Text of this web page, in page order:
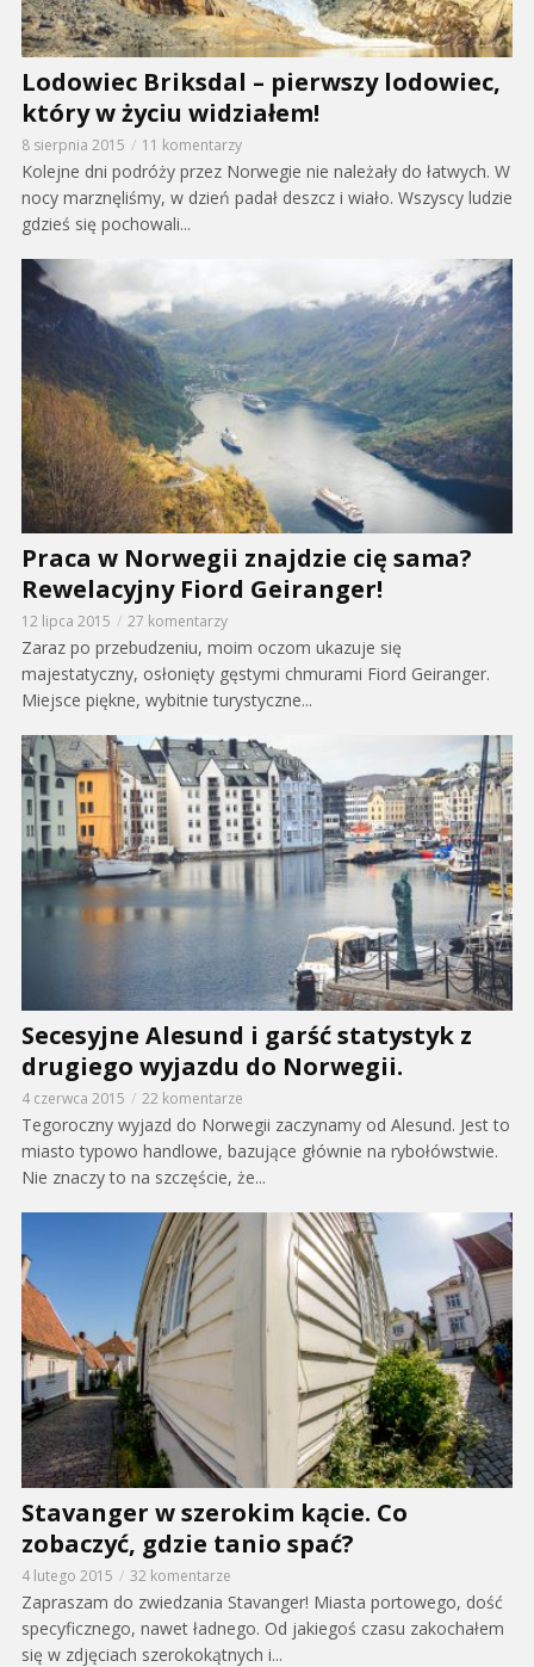
Lodowiec Briksdal – pierwszy lodowiec,
który w życiu widziałem!
8 sierpnia 2015 11 komentarzy
Kolejne dni podróży przez Norwegie nie należały do łatwych. W
nocy marznęliśmy, w dzień padał deszcz i wiało. Wszyscy ludzie
gdzieś się pochowali...
Praca w Norwegii znajdzie cię sama?
Rewelacyjny Fiord Geiranger!
12 lipca 2015 27 komentarzy
Zaraz po przebudzeniu, moim oczom ukazuje się
majestatyczny, osłonięty gęstymi chmurami Fiord Geiranger.
Miejsce piękne, wybitnie turystyczne...
Secesyjne Alesund i garść statystyk z
drugiego wyjazdu do Norwegii.
4 czerwca 2015 22 komentarze
Tegoroczny wyjazd do Norwegii zaczynamy od Alesund. Jest to
miasto typowo handlowe, bazujące głównie na rybołówstwie.
Nie znaczy to na szczęście, że...
Stavanger w szerokim kącie. Co
zobaczyć, gdzie tanio spać?
4 lutego 2015 32 komentarze
Zapraszam do zwiedzania Stavanger! Miasta portowego, dość
specyficznego, nawet ładnego. Od jakiegoś czasu zakochałem
się w zdjęciach szerokokątnych i...